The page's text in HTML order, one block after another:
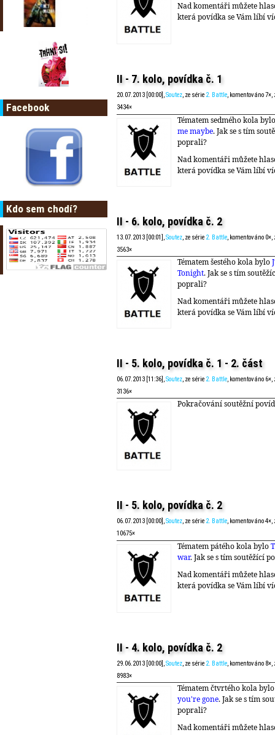
Facebook
Kdo sem chodí?
Nad komentáři můžete
která povídka se Vám líbí
II - 7. kolo, povídka č. 1
20.07.2013 [00:00],Soutez, ze série 2. Battle, komentováno 7×,
3434×
Tématem sedmého kola
me maybe. Jak se s tím
poprali?
Nad komentáři můžete
která povídka se Vám líbí
II - 6. kolo, povídka č. 2
13.07.2013 [00:01],Soutez, ze série 2. Battle, komentováno 0×,
3563×
Tématem šestého kola bylo
Tonight. Jak se s tím
poprali?
Nad komentáři můžete
která povídka se Vám líbí
II - 5. kolo, povídka č. 1 - 2. část
06.07.2013 [11:36],Soutez, ze série 2. Battle, komentováno 6×,
3136×
Pokračování soutěžní
II - 5. kolo, povídka č. 2
06.07.2013 [00:00],Soutez, ze série 2. Battle, komentováno 4×,
10675×
Tématem pátého kola bylo
war. Jak se s tím soutěžící
Nad komentáři můžete
která povídka se Vám líbí
II - 4. kolo, povídka č. 2
29.06.2013 [00:00], Soutez , ze série 2. Battle , komentováno
8983×
Tématem čtvrtého kola
you're gone. Jak se s tím
poprali?
Nad komentáři můžete